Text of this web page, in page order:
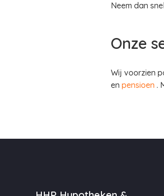
Neem dan snel
Onze
Wij voorzien
en pensioen .